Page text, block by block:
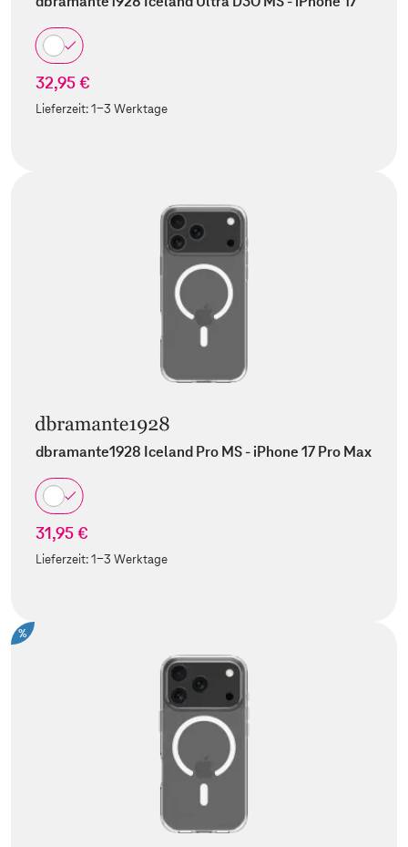
32,95 €
Lieferzeit:1-3 Werktage
dbramante1928 Iceland Pro MS - iPhone 17 Pro Max
31,95 €
Lieferzeit:1-3 Werktage
%